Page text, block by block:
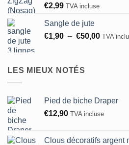
€2,99 TVA incluse
Sangle de jute
€1,90 – €50,00Plage
TVA
LES MIEUX NOTÉS
Pied de biche Draper
€12,90 TVA incluse
Clous décoratifs argent